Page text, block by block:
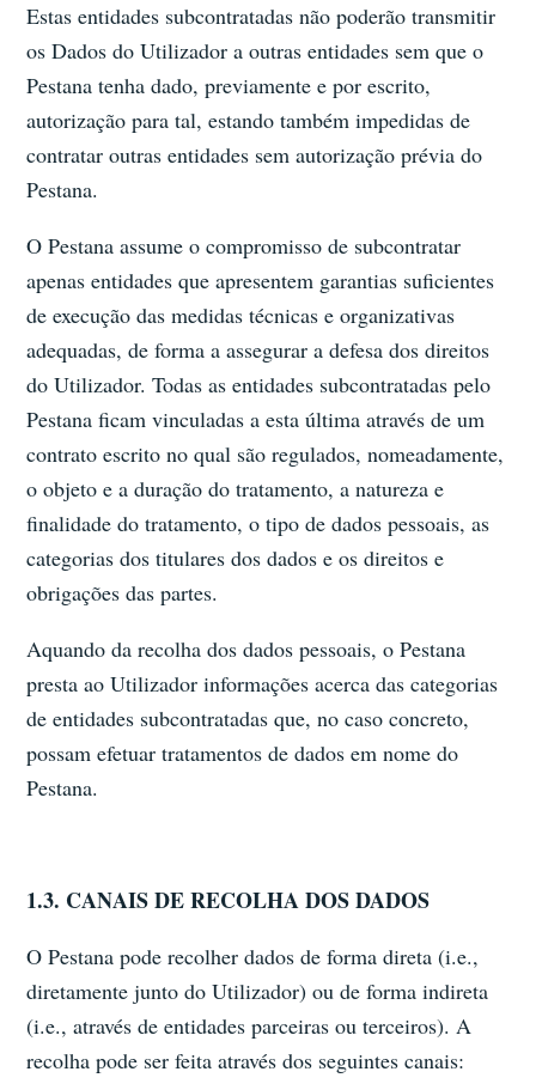
Estas entidades subcontratadas não poderão transmitir
os Dados do Utilizador a outras entidades sem que o
Pestana tenha dado, previamente e por escrito,
autorização para tal, estando também impedidas de
contratar outras entidades sem autorização prévia do
Pestana.
O Pestana assume o compromisso de subcontratar
apenas entidades que apresentem garantias suficientes
de execução das medidas técnicas e organizativas
adequadas, de forma a assegurar a defesa dos direitos
do Utilizador. Todas as entidades subcontratadas pelo
Pestana ficam vinculadas a esta última através de um
contrato escrito no qual são regulados, nomeadamente,
o objeto e a duração do tratamento, a natureza e
finalidade do tratamento, o tipo de dados pessoais, as
categorias dos titulares dos dados e os direitos e
obrigações das partes.
Aquando da recolha dos dados pessoais, o Pestana
presta ao Utilizador informações acerca das categorias
de entidades subcontratadas que, no caso concreto,
possam efetuar tratamentos de dados em nome do
Pestana.
1.3. CANAIS DE RECOLHA DOS DADOS
O Pestana pode recolher dados de forma direta (i.e.,
diretamente junto do Utilizador) ou de forma indireta
(i.e., através de entidades parceiras ou terceiros). A
recolha pode ser feita através dos seguintes canais: